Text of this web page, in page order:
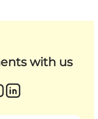
with us